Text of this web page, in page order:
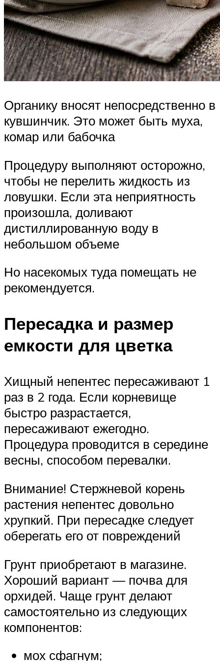
Органику вносят непосредственно в
кувшинчик. Это может быть муха,
комар или бабочка
Процедуру выполняют осторожно,
чтобы не перелить жидкость из
ловушки. Если эта неприятность
произошла, доливают
дистиллированную воду в
небольшом объеме
Но насекомых туда помещать не
рекомендуется.
Пересадка и размер
емкости для цветка
Хищный непентес пересаживают 1
раз в 2 года. Если корневище
быстро разрастается,
пересаживают ежегодно.
Процедура проводится в середине
весны, способом перевалки.
Внимание! Стержневой корень
растения непентес довольно
хрупкий. При пересадке следует
оберегать его от повреждений
Грунт приобретают в магазине.
Хороший вариант — почва для
орхидей. Чаще грунт делают
самостоятельно из следующих
компонентов:
мох сфагнум;